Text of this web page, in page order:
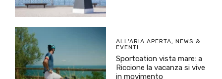
ALL'ARIA APERTA, NEWS &
EVENTI
Sportcation vista mare: a
Riccione la vacanza si vive
in movimento